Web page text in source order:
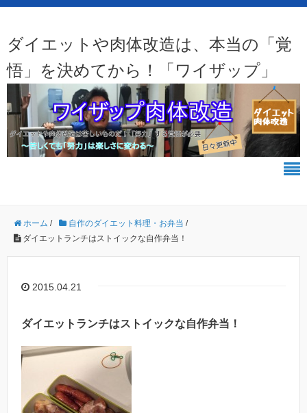
ダイエットや肉体改造は、本当の「覚
悟」を決めてから！「ワイザップ」
ホーム / 自作のダイエット料理・お弁当 /
ダイエットランチはストイックな自作弁当！
2015.04.21
ダイエットランチはストイックな自作弁当！